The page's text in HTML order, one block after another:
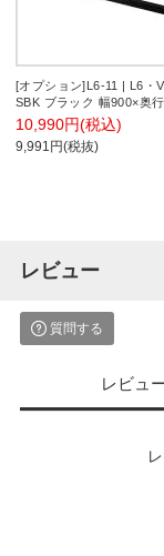
[オプション]L6-11 | L6・
SBK ブラック 幅900×奥
50mm プラス(PLUS)
10,990円(税込)
9,991円(税抜)
レビュー
質問する
レビュ